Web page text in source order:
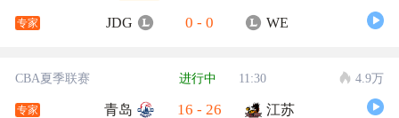
专家 JDG 0 - 0 WE
CBA夏季联赛 进行中 11:30 4.9万
专家 青岛 16 - 26 江苏